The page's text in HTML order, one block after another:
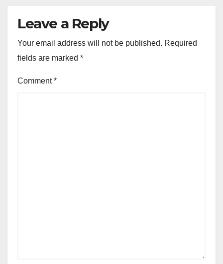
Leave a Reply
Your email address will not be published. Required
fields are marked *
Comment*